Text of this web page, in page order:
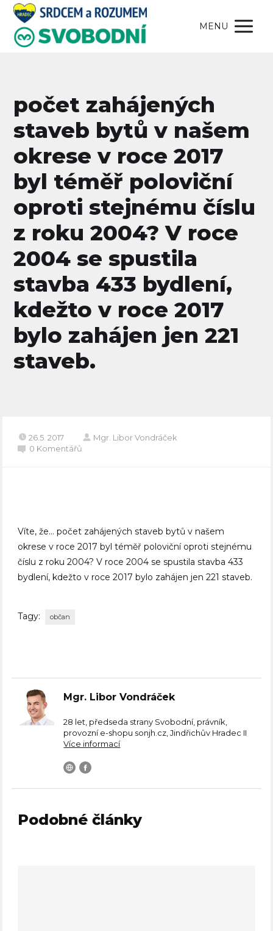
MENU
počet zahájených
staveb bytů v našem
okrese v roce 2017
byl téměř poloviční
oproti stejnému číslu
z roku 2004? V roce
2004 se spustila
stavba 433 bydlení,
kdežto v roce 2017
bylo zahájen jen 221
staveb.
26.5. 2017
Mgr. Libor Vondráček
0 Komentářů
Víte, že… počet zahájených staveb bytů v našem
okrese v roce 2017 byl téměř poloviční oproti stejnému
číslu z roku 2004? V roce 2004 se spustila stavba 433
bydlení, kdežto v roce 2017 bylo zahájen jen 221 staveb.
Tagy: občan
Mgr. Libor Vondráček
28 let, předseda strany Svobodní, právník,
provozní e-shopu sonjh.cz, Jindřichův Hradec II
Více informací
Podobné články